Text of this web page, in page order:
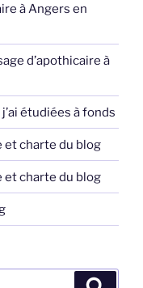
à Angers en
d’apothicaire à
étudiées à fonds
et charte du blog
et charte du blog